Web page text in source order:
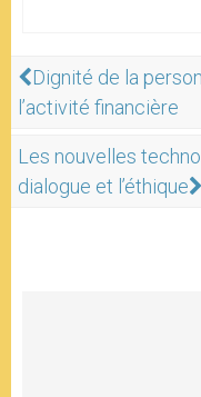
Dignité de la
l’activité financière
Les nouvelles
dialogue et l’éthique